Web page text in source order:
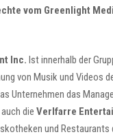
vom Greenlight
Inc. Ist innerhalb der
von Musik und Videos
Unternehmen das
die Verlfarre
und Restaurants